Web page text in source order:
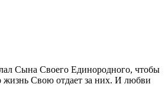
Сына Своего Единородного, чтобы
Свою отдает за них. И любви